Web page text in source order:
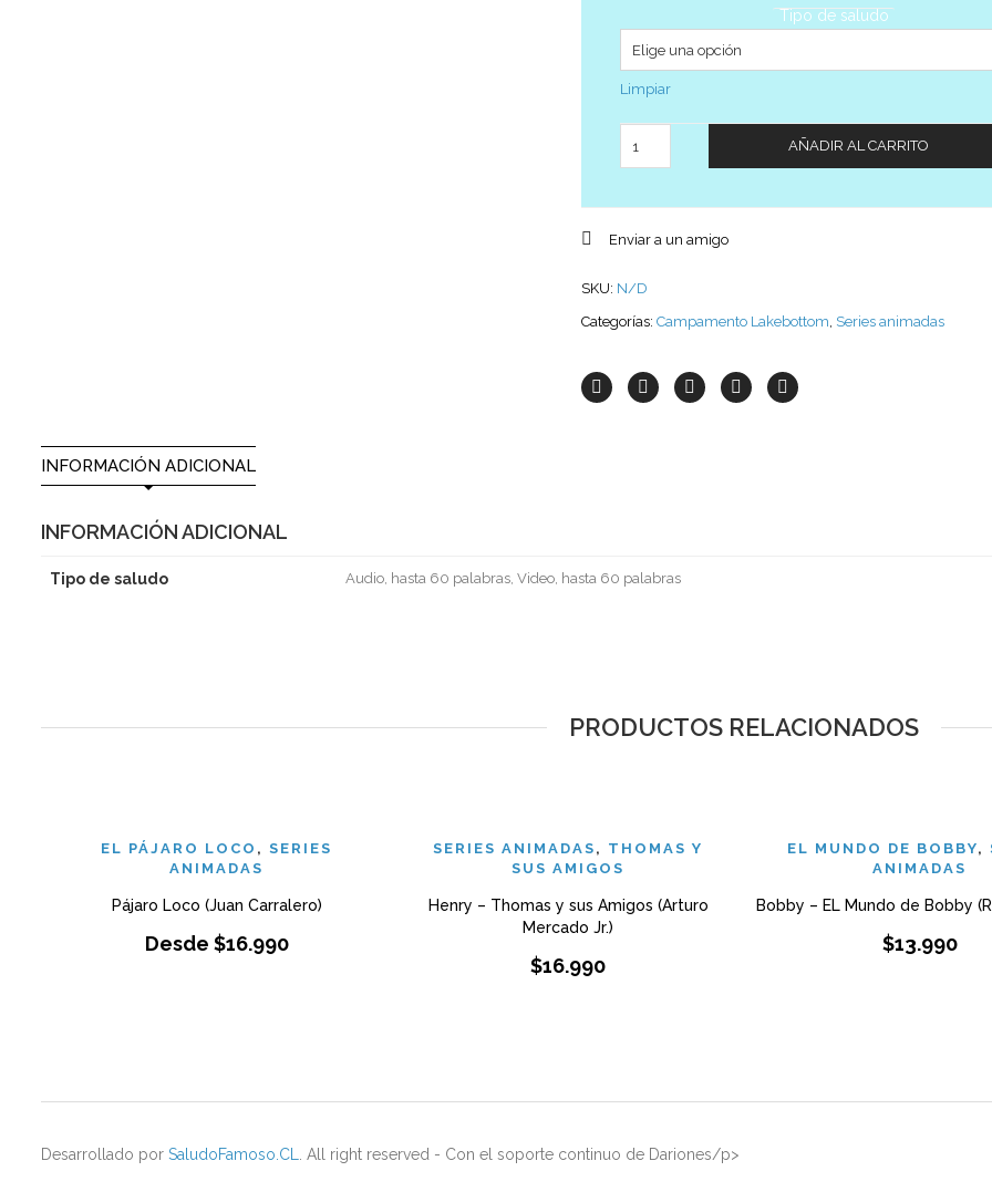
Tipo de saludo
Limpiar
AÑADIR AL CARRITO
Enviar a un amigo
SKU: N/D
Categorías: Campamento Lakebottom, Series animadas
INFORMACIÓN ADICIONAL
INFORMACIÓN ADICIONAL
Tipo de saludo Audio, hasta 60 palabras, Video, hasta 60 palabras
PRODUCTOS RELACIONADOS
EL PÁJARO LOCO ,SERIES
ANIMADAS
Pájaro Loco (Juan Carralero)
Desde $16.990
SERIES ANIMADAS , THOMAS Y
SUS AMIGOS
Henry – Thomas y sus Amigos (Arturo
Mercado Jr.)
$16.990
EL MUNDO DE BOBBY,
ANIMADAS
Bobby – EL Mundo de Bobby
$13.990
Desarrollado por SaludoFamoso.CL . All right reserved - Con el soporte continuo de Dariones/p>